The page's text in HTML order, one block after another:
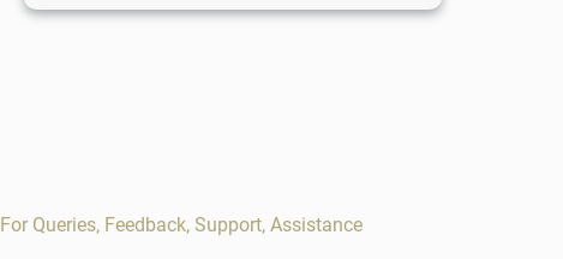
Hogan
For Queries, Feedback, Support, Assistance